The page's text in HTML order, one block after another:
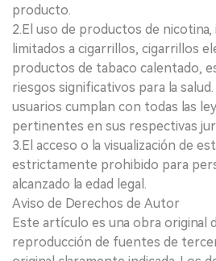
producto.
2.El uso de productos de
limitados a cigarrillos, cigarrillos
productos de tabaco calentado,
riesgos significativos para la
usuarios cumplan con todas las
pertinentes en sus respectivas
3.El acceso o la visualización de
estrictamente prohibido para
alcanzado la edad legal.
Aviso de Derechos de Autor
Este artículo es una obra original
reproducción de fuentes de